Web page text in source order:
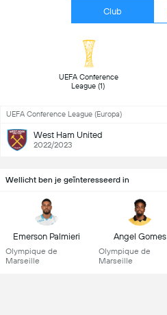
Club
UEFA Conference
League (1)
UEFA Conference League (Europa)
West Ham United
2022/2023
Wellicht ben je geïnteresseerd in
Emerson Palmieri
Olympique de
Marseille
Angel Gomes
Olympique de
Marseille